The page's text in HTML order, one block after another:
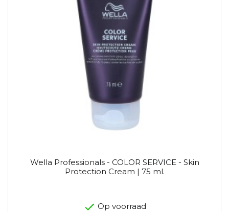
Wella Professionals - COLOR SERVICE - Skin
Protection Cream | 75 ml.
Op voorraad